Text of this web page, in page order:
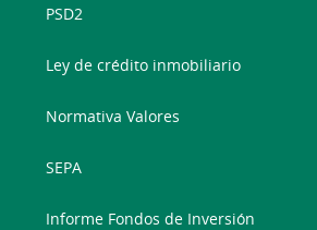
PSD2
Ley de crédito inmobiliario
Normativa Valores
SEPA
Informe Fondos de Inversión